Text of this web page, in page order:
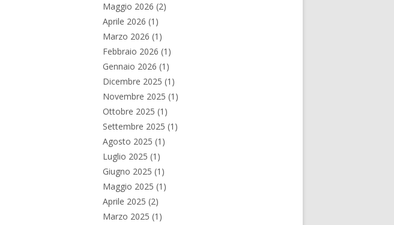
Maggio 2026 (2)
Aprile 2026 (1)
Marzo 2026 (1)
Febbraio 2026 (1)
Gennaio 2026 (1)
Dicembre 2025 (1)
Novembre 2025 (1)
Ottobre 2025 (1)
Settembre 2025 (1)
Agosto 2025 (1)
Luglio 2025 (1)
Giugno 2025 (1)
Maggio 2025 (1)
Aprile 2025 (2)
Marzo 2025 (1)